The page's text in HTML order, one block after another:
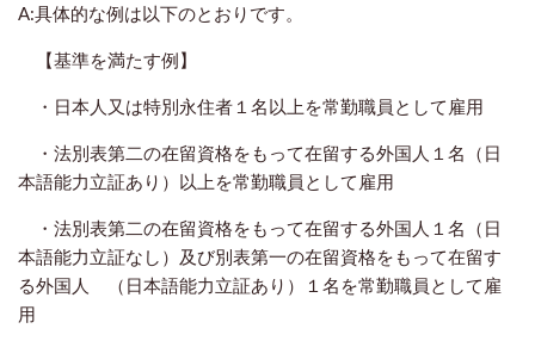
A:具体的な例は以下のとおりです。
【基準を満たす例】
・日本人又は特別永住者１名以上を常勤職員として雇用
・法別表第二の在留資格をもって在留する外国人１名（日
本語能力立証あり）以上を常勤職員として雇用
・法別表第二の在留資格をもって在留する外国人１名（日
本語能力立証なし）及び別表第一の在留資格をもって在留す
る外国人 （日本語能力立証あり）１名を常勤職員として雇
用